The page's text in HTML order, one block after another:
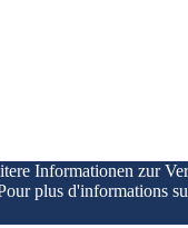
Informationen zur
plus d'informations